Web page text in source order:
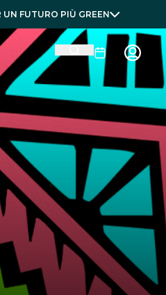
FUTURO PIÙ GREEN